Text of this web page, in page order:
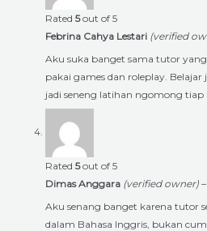
Rated 5out of 5
Febrina Cahya Lestari (verified
Aku suka banget sama tutor
pakai games dan roleplay.
jadi seneng latihan ngomong tiap
Rated 5out of 5
Dimas Anggara (verified owner) –
Aku senang banget karena tutor
dalam Bahasa Inggris, bukan